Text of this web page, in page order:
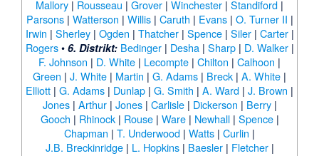
Mallory | Rousseau | Grover | Winchester | Standiford |
Parsons| Watterson | Willis| Caruth | Evans| O. Turner II |
Irwin | Sherley| Ogden | Thatcher| Spence| Siler| Carter|
Rogers• 6. Distrikt: Bedinger| Desha| Sharp| D. Walker|
F. Johnson | D. White | Lecompte | Chilton | Calhoon |
Green | J. White | Martin | G. Adams | Breck | A. White |
Elliott | G. Adams | Dunlap | G. Smith | A. Ward | J. Brown |
Jones| Arthur| Jones| Carlisle| Dickerson | Berry|
Gooch | Rhinock| Rouse| Ware| Newhall| Spence|
Chapman | T. Underwood | Watts | Curlin |
J.B. Breckinridge| L. Hopkins| Baesler| Fletcher|